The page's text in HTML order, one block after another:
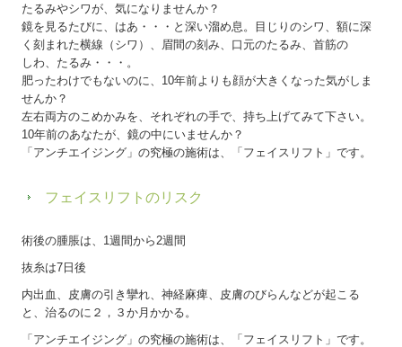
たるみやシワが、気になりませんか？
鏡を見るたびに、はあ・・・と深い溜め息。目じりのシワ、額に深
く刻まれた横線（シワ）、眉間の刻み、口元のたるみ、首筋の
しわ、たるみ・・・。
肥ったわけでもないのに、10年前よりも顔が大きくなった気がしま
せんか？
左右両方のこめかみを、それぞれの手で、持ち上げてみて下さい。
10年前のあなたが、鏡の中にいませんか？
「アンチエイジング」の究極の施術は、「フェイスリフト」です。
フェイスリフトのリスク
術後の腫脹は、1週間から2週間
抜糸は7日後
内出血、皮膚の引き攣れ、神経麻痺、皮膚のびらんなどが起こる
と、治るのに２，３か月かかる。
「アンチエイジング」の究極の施術は、「フェイスリフト」です。